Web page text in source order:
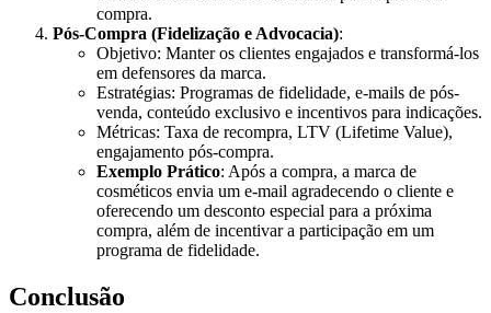
compra.
Pós-Compra (Fidelização e Advocacia):
Objetivo: Manter os clientes engajados e transformá-los
em defensores da marca.
Estratégias: Programas de fidelidade, e-mails de pós-
venda, conteúdo exclusivo e incentivos para indicações.
Métricas: Taxa de recompra, LTV (Lifetime Value),
engajamento pós-compra.
Exemplo Prático: Após a compra, a marca de
cosméticos envia um e-mail agradecendo o cliente e
oferecendo um desconto especial para a próxima
compra, além de incentivar a participação em um
programa de fidelidade.
Conclusão